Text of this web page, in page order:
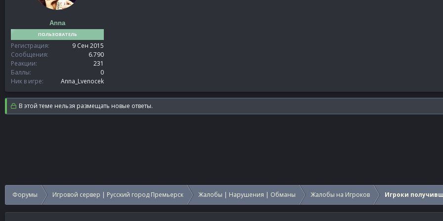
Anna
ПОЛЬЗОВАТЕЛЬ
Регистрация
9 Сен 2015
Сообщения
6.790
Реакции
231
Баллы
0
Ник в игре
Anna_Lvenocek
В этой теме нельзя размещать новые ответы.
Форумы Игровой сервер | Русский город Премьерск Жалобы | Нарушения | Обманы Жалобы на Игроков Игроки